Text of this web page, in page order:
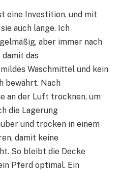
eine Investition, und mit
auch lange. Ich
aber immer nach
das
Waschmittel und kein
bewährt. Nach
an der Luft trocknen, um
die Lagerung
und trocken in einem
damit keine
So bleibt die Decke
Pferd optimal. Ein